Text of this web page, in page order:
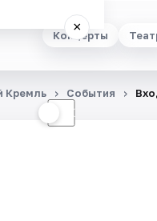
Концерты
×
☾
Кремль События